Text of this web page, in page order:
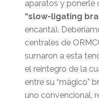
aparatos y ponerle
“slow-ligating
encanta).
centrales de
sumaron a esta
el reintegro de la
entre su “mágico”
uno convencional,